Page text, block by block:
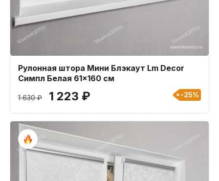
Рулонная штора Мини Блэкаут Lm Decor
Симпл Белая 61x160 см
1 630 ₽ 1 223 ₽ -25%